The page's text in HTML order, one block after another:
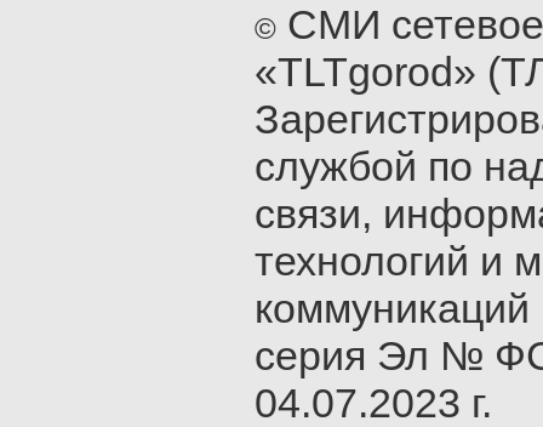
© СМИ
«TLTgorod»
службой по
связи,
технологий и
серия Эл №
04.07.2023 г.